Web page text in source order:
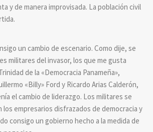
y de manera improvisada. La población civil
un cambio de escenario. Como dije, se
militares del invasor, los que me gusta
de la «Democracia Panameña»,
«Billy» Ford y Ricardo Arias Calderón,
el cambio de liderazgo. Los militares se
empresarios disfrazados de democracia y
consigo un gobierno hecho a la medida de